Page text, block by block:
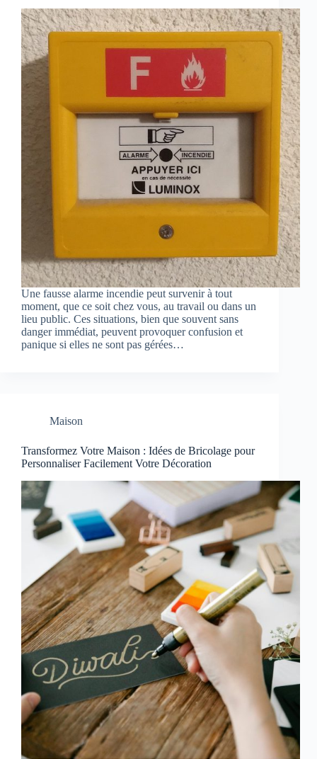
Une fausse alarme incendie peut survenir à tout
moment, que ce soit chez vous, au travail ou dans un
lieu public. Ces situations, bien que souvent sans
danger immédiat, peuvent provoquer confusion et
panique si elles ne sont pas gérées…
Maison
Transformez Votre Maison : Idées de Bricolage pour
Personnaliser Facilement Votre Décoration